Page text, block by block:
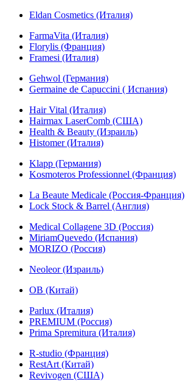
Eldan Cosmetics (Италия)
FarmaVita (Италия)
Florylis (Франция)
Framesi (Италия)
Gehwol (Германия)
Germaine de Capuccini ( Испания)
Hair Vital (Италия)
Hairmax LaserComb (США)
Health & Beauty (Израиль)
Histomer (Италия)
Klapp (Германия)
Kosmoteros Professionnel (Франция)
La Beaute Medicale (Россия-Франция)
Lock Stock & Barrel (Англия)
Medical Collagene 3D (Россия)
MiriamQuevedo (Испания)
MORIZO (Россия)
Neoleor (Израиль)
OB (Китай)
Parlux (Италия)
PREMIUM (Россия)
Prima Spremitura (Италия)
R-studio (Франция)
RestArt (Китай)
Revivogen (США)